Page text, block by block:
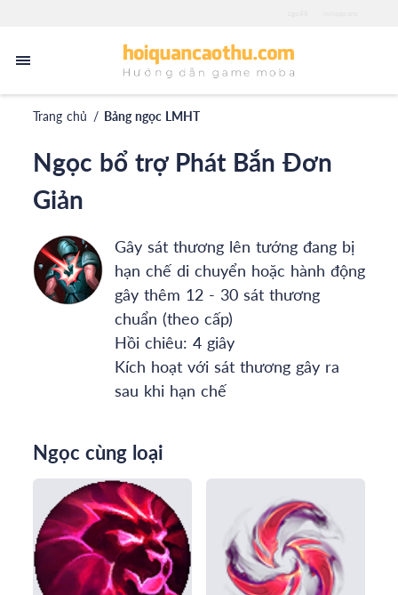
Trang chủ / Bảng ngọc LMHT
Ngọc bổ trợ Phát Bắn Đơn
Giản
Gây sát thương lên tướng đang bị
hạn chế di chuyển hoặc hành động
gây thêm 12 - 30 sát thương
chuẩn (theo cấp)
Hồi chiêu: 4 giây
Kích hoạt với sát thương gây ra
sau khi hạn chế
Ngọc cùng loại